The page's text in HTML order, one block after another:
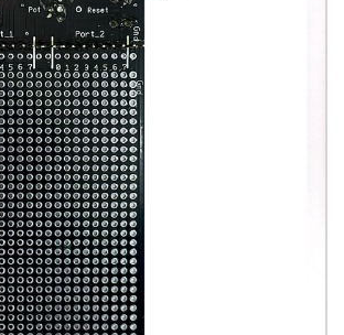
תוספת צורב JTAG